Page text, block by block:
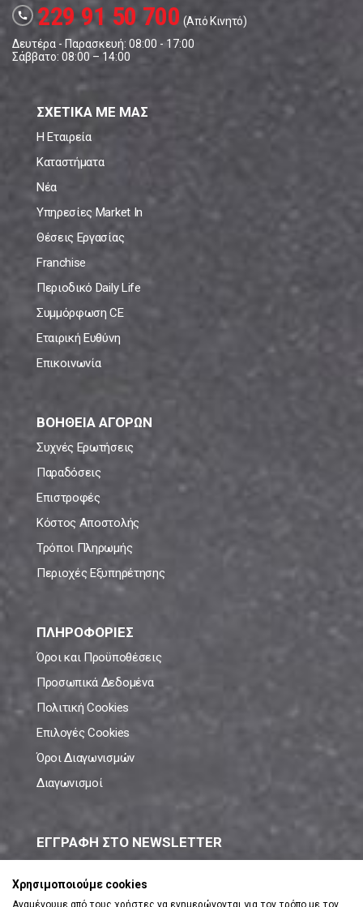
call 229 91 50 700 (Από Κινητό)
Δευτέρα - Παρασκευή: 08:00 - 17:00
Σάββατο: 08:00 – 14:00
ΣΧΕΤΙΚΑ ΜΕ ΜΑΣ
Η Εταιρεία
Καταστήματα
Νέα
Υπηρεσίες Market In
Θέσεις Εργασίας
Franchise
Περιοδικό Daily Life
Συμμόρφωση CE
Εταιρική Ευθύνη
Επικοινωνία
ΒΟΗΘΕΙΑ ΑΓΟΡΩΝ
Συχνές Ερωτήσεις
Παραδόσεις
Επιστροφές
Κόστος Αποστολής
Τρόποι Πληρωμής
Περιοχές Εξυπηρέτησης
ΠΛΗΡΟΦΟΡΙΕΣ
Όροι και Προϋποθέσεις
Προσωπικά Δεδομένα
Πολιτική Cookies
Επιλογές Cookies
Όροι Διαγωνισμών
Διαγωνισμοί
ΕΓΓΡΑΦΗ ΣΤΟ NEWSLETTER
Χρησιμοποιούμε cookies
Αναμένουμε από τους χρήστες να ενημερώνονται για τον τρόπο με τον